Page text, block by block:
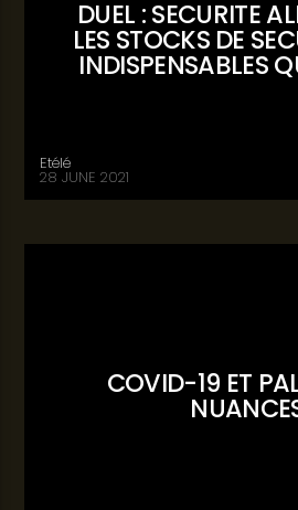
DUEL : SECURITE
LES STOCKS DE
INDISPENSABLES
Etélé
28 JUNE 2021
COVID-19 ET